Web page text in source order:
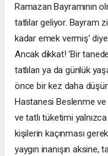
Ramazan Bayramının
tatlılar geliyor. Bayram
kadar emek vermiş’
Ancak dikkat! ‘Bir
tatlıları ya da günlük
önce bir kez daha
Hastanesi Beslenme ve
ve tatlı tüketimi
kişilerin kaçınması
yaygın inanışın aksine,